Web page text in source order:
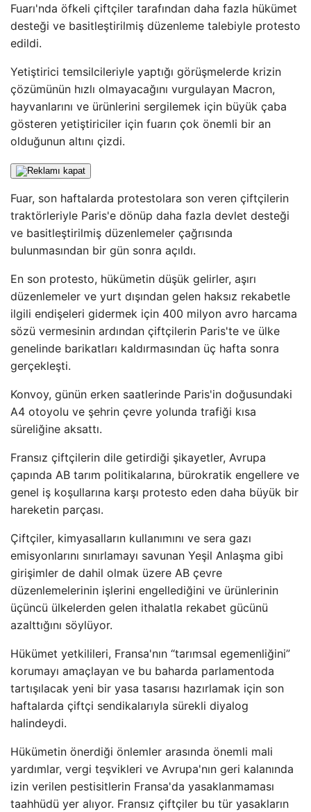
Fuarı'nda öfkeli çiftçiler tarafından daha fazla hükümet
desteği ve basitleştirilmiş düzenleme talebiyle protesto
edildi.
Yetiştirici temsilcileriyle yaptığı görüşmelerde krizin
çözümünün hızlı olmayacağını vurgulayan Macron,
hayvanlarını ve ürünlerini sergilemek için büyük çaba
gösteren yetiştiriciler için fuarın çok önemli bir an
olduğunun altını çizdi.
Fuar, son haftalarda protestolara son veren çiftçilerin
traktörleriyle Paris'e dönüp daha fazla devlet desteği
ve basitleştirilmiş düzenlemeler çağrısında
bulunmasından bir gün sonra açıldı.
En son protesto, hükümetin düşük gelirler, aşırı
düzenlemeler ve yurt dışından gelen haksız rekabetle
ilgili endişeleri gidermek için 400 milyon avro harcama
sözü vermesinin ardından çiftçilerin Paris'te ve ülke
genelinde barikatları kaldırmasından üç hafta sonra
gerçekleşti.
Konvoy, günün erken saatlerinde Paris'in doğusundaki
A4 otoyolu ve şehrin çevre yolunda trafiği kısa
süreliğine aksattı.
Fransız çiftçilerin dile getirdiği şikayetler, Avrupa
çapında AB tarım politikalarına, bürokratik engellere ve
genel iş koşullarına karşı protesto eden daha büyük bir
hareketin parçası.
Çiftçiler, kimyasalların kullanımını ve sera gazı
emisyonlarını sınırlamayı savunan Yeşil Anlaşma gibi
girişimler de dahil olmak üzere AB çevre
düzenlemelerinin işlerini engellediğini ve ürünlerinin
üçüncü ülkelerden gelen ithalatla rekabet gücünü
azalttığını söylüyor.
Hükümet yetkilileri, Fransa'nın “tarımsal egemenliğini”
korumayı amaçlayan ve bu baharda parlamentoda
tartışılacak yeni bir yasa tasarısı hazırlamak için son
haftalarda çiftçi sendikalarıyla sürekli diyalog
halindeydi.
Hükümetin önerdiği önlemler arasında önemli mali
yardımlar, vergi teşvikleri ve Avrupa'nın geri kalanında
izin verilen pestisitlerin Fransa'da yasaklanmaması
taahhüdü yer alıyor. Fransız çiftçiler bu tür yasakların